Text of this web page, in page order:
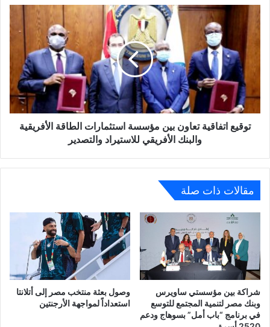
توقيع
اتفاقية
تعاون
مؤسسة
استثمارات
الطاقة
الأفريقية
والبنك
الأفريقي
توقيع اتفاقية تعاون بين مؤسسة استثمارات الطاقة الأفريقية
والبنك الأفريقي للاستيراد والتصدير
مقالات ذات صلة
شراكة بين مؤسستي ساويرس
وبنك مصر لتنمية المجتمع للتوسع
في برنامج “باب أمل” بسوهاج ودعم
وصول بعثة منتخب مصر إلى أتلانتا
استعداداً لمواجهة الأرجنتين